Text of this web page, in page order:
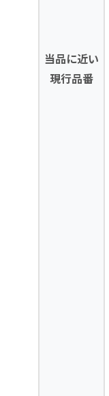
当品に近い
現行品番